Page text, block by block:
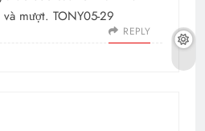
mượt. TONY05-29
REPLY